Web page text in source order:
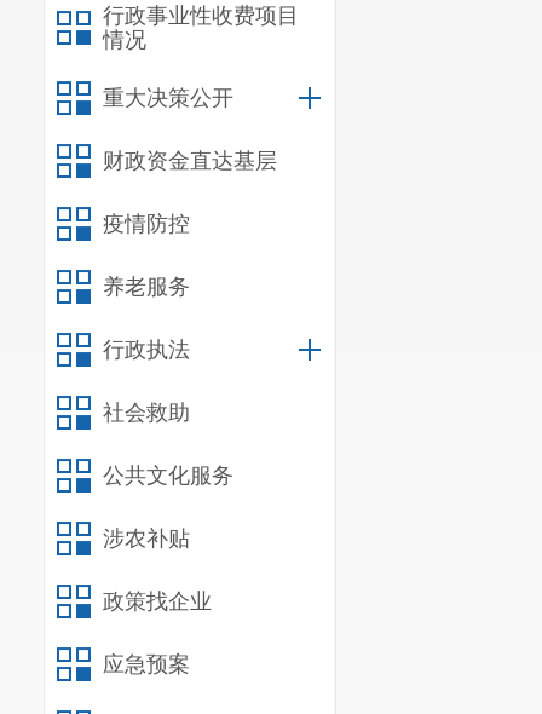
行政事业性收费项目
情况
重大决策公开
财政资金直达基层
疫情防控
养老服务
行政执法
社会救助
公共文化服务
涉农补贴
政策找企业
应急预案